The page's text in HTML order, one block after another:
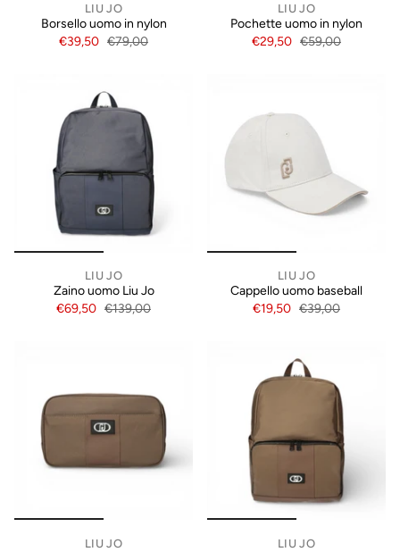
LIU JO
Borsello uomo in nylon
€39,50 €79,00
LIU JO
Pochette uomo in nylon
€29,50 €59,00
LIU JO
Zaino uomo Liu Jo
€69,50 €139,00
LIU JO
Cappello uomo baseball
€19,50 €39,00
LIU JO LIU JO